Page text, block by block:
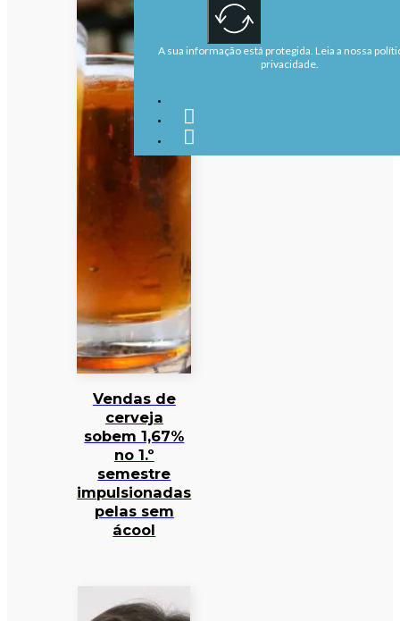
Vendas de
cerveja
sobem 1,67%
no 1.º
semestre
impulsionadas
pelas sem
ácool
A sua informação está protegida. Leia a nossa
privacidade.